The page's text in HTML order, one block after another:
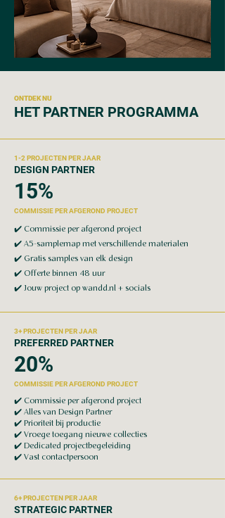
ONTDEK NU
HET PARTNER PROGRAMMA
1-2 PROJECTEN PER JAAR
DESIGN PARTNER
15%
COMMISSIE PER AFGEROND PROJECT
✔️ Commissie per afgerond project
✔️ A5-samplemap met verschillende materialen
✔️ Gratis samples van elk design
✔️ Offerte binnen 48 uur
✔️ Jouw project op wandd.nl + socials
3+ PROJECTEN PER JAAR
PREFERRED PARTNER
20%
COMMISSIE PER AFGEROND PROJECT
✔️ Commissie per afgerond project
✔️ Alles van Design Partner
✔️ Prioriteit bij productie
✔️ Vroege toegang nieuwe collecties
✔️ Dedicated projectbegeleiding
✔️ Vast contactpersoon
6+ PROJECTEN PER JAAR
STRATEGIC PARTNER